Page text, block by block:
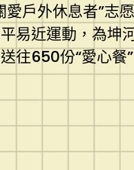
外休息者”志
易近運動，為坤
往650份“愛心